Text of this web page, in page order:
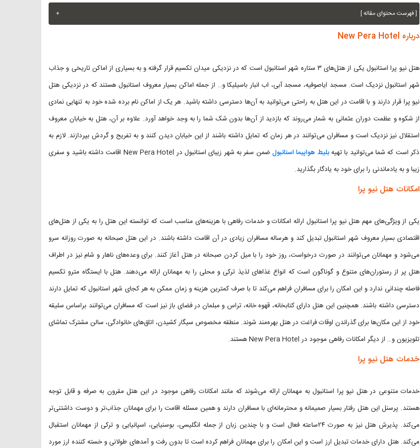
[ فهرست محتوای مقاله ] +
درباره New Pera Hotel
هتل نیو پرا استانبول یکی از هتل‌های ۳ ستاره شهر استانبول است که در نزدیکی میدان تکسیم قرار گرفته و به بسیاری از اماکن تاریخی و جذاب
شهر استانبول نزدیک است. مسجد ایاصوفیه، مسجد آبی، اب انبار باسیلیکا و… از جمله اماکن بسیار معروف استانبول هستند که در نزدیکی هتل
نیو پرا قرار دارند و با اقامت در این هتل به راحتی می‌توانید به آن‌ها دسترسی داشته باشید. هر یک از اماکن نام برده شده خود به تنهایی نمادی
از شکوه و عظمت دوران عثمانی به شمار می‌روند که بازدید از آن‌ها بدون شک شما را به وجد خواهد آورد. علاوه بر آن، هتل به خیابان معروف
استقلال نیز نزدیک است و مسافران می‌توانند در هر زمان که تمایل داشته باشند از این خیابان دیدن کنند و به تفریح و گردش بپردازند. لازم به
ذکر است که شما می‌توانید با تهیهبلیط هواپیما استانبول
ضمن سفر به شهر زیبای استانبول در New Pera Hotel اقامت داشته باشید و سفری
زیبا و به یادماندنی را برای خود به یادگار بگذارید.
امکانات هتل نیو پرا
یکی از ویژگی‌های مهم هتل نیو پرا استانبول ارائه امکانات و خدمات رفاهی با هزینه‌های مناسب است که توانسته این هتل را به یکی از هتل‌های
اقتصادی بسیار معروف شهر استانبول تبدیل کند و هرساله مسافران زیادی در آن اقامت داشته باشند. در این هتل صبحانه به صورت روزانه سرو
می‌شود و مهمانان می‌توانند در صورت درخواست، روز خود را با میل کردن صبحانه در هتل آغاز کنند. برای وعده‌های ناهار و شام نیز در اطراف
هتل پر از رستوران‌های متنوع و گوناگون است که انواع غذاهای لذیذ ترکی و محلی را به مهمانان ارائه می‌دهند. هتل با ایستگاه مترو تکسیم
فاصله چندانی ندارد و این امکان را برای مسافران فراهم می‌کند تا با صرف کمترین هزینه و زمان ممکن به هر کجای شهر استانبول که تمایل دارند
دسترسی داشته باشند. همچنین این هتل دارای کتابخانه، قهوه خانه، تراس و مبلمان در فضای باز نیز است که مسافران می‌توانند براساس سلیقه
خود از این مکان‌ها برای گذراندن اوقات فراغت در هتل بهره‌مند شوند. منطقه مخصوص سیگار کشیدن، اتاق‌های خانوادگی، سالن مشترک تماشای
تلویزیون و… از دیگر امکانات رفاهی موجود در New Pera Hotel هستند.
خدمات هتل نیو پرا
خدمات متنوعی در هتل نیو پرا استانبول به مهمانان ارائه می‌شوند که مانند امکانات رفاهی موجود در این هتل مقرون به صرفه و قابل توجه
هستند. پرسنل این هتل رفتار بسیار صمیمانه و محترمانه‌ای با مسافران دارند و همین مسئله اقامت را برای مهمانان جذاب‌تر و دوست داشتنی‌تر
می‌کند. پذیرش هتل نیز به صورت ۲۴ساعته فعال است و با چندین زبان از جمله انگلیسی، بوسنیایی، اسپانیایی و ترکی از مهمانان استقبال
می‌کند. هتل دارای خدمات تبدیل ارز است و این امکان را برای مهمانان فراهم کرده است تا بدون رفت و آمدهای طولانی و خسته کننده ارز مورد